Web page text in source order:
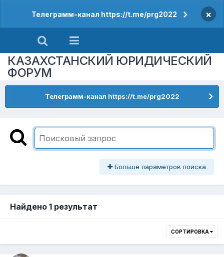
Телеграмм-канал https://t.me/prg2022 ×
КАЗАХСТАНСКИЙ ЮРИДИЧЕСКИЙ
ФОРУМ
Телеграмм-канал https://t.me/prg2022
Больше параметров поиска
Найдено 1 результат
СОРТИРОВКА